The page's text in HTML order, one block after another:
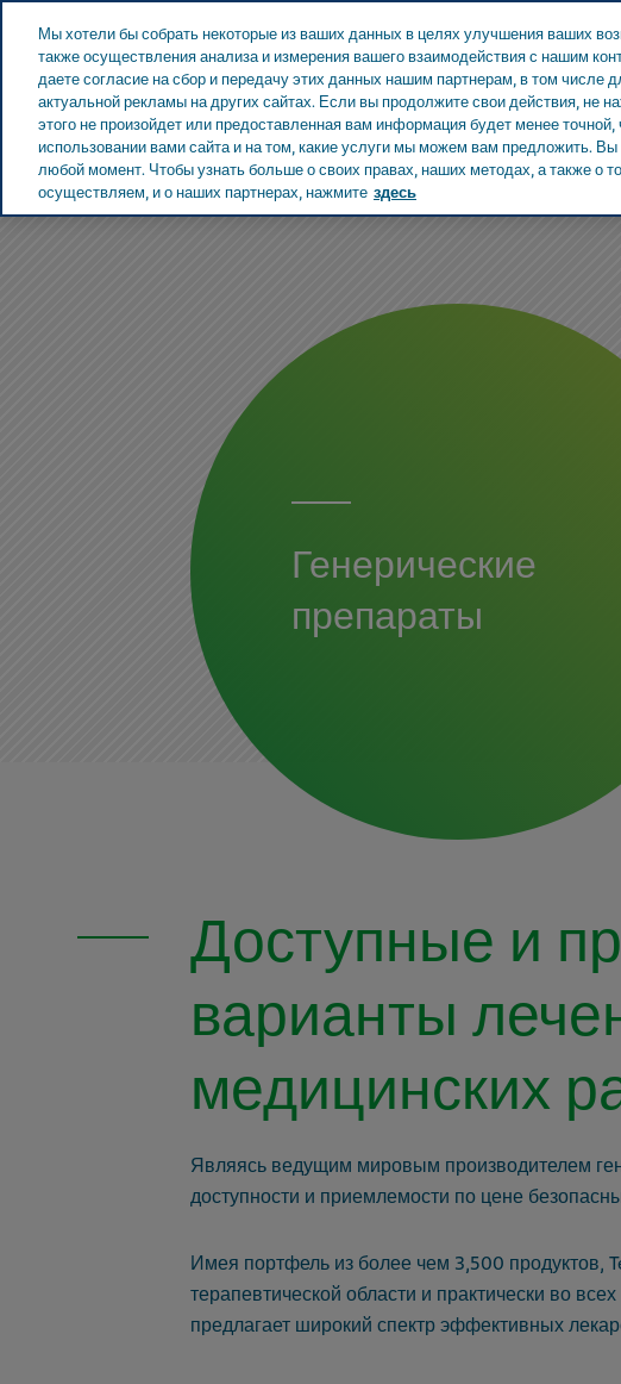
Teva в мире
ЭСТОНИЯ
Генерические
препараты
Доступные и
варианты
медицинских
Являясь ведущим мировым производителем
доступности и приемлемости по цене
Имея портфель из более чем 3,500 продуктов,
терапевтической области и практически во
предлагает широкий спектр эффективных
Мы хотели бы собрать некоторые из ваших данных в целях улучшения ваших
также осуществления анализа и измерения вашего взаимодействия с нашим
даете согласие на сбор и передачу этих данных нашим партнерам, в том числе
актуальной рекламы на других сайтах. Если вы продолжите свои действия, не
этого не произойдет или предоставленная вам информация будет менее точной,
использовании вами сайта и на том, какие услуги мы можем вам предложить.
любой момент. Чтобы узнать больше о своих правах, наших методах, а также о
осуществляем, и о наших партнерах, нажмите здесь